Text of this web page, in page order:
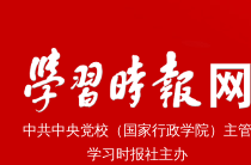
中共中央党校（国家行政学院）主管
学习时报社主办